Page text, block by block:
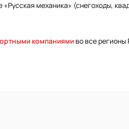
механика» (снегоходы,
компаниями во все регионы